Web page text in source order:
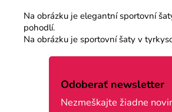
Na obrázku je elegantní sportovní
pohodlí.
Na obrázku je sportovní šaty v
Odoberať newsletter
Nezmeškajte žiadne